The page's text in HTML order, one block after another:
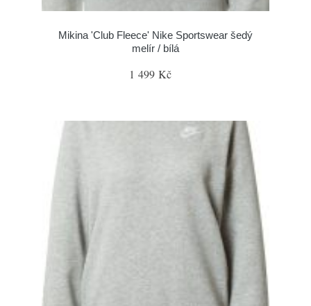
Mikina 'Club Fleece' Nike Sportswear šedý
melír / bílá
1 499 Kč